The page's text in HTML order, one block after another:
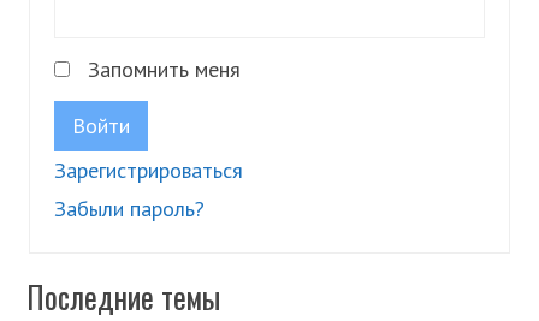
Запомнить меня
Войти
Зарегистрироваться
Забыли пароль?
Последние темы